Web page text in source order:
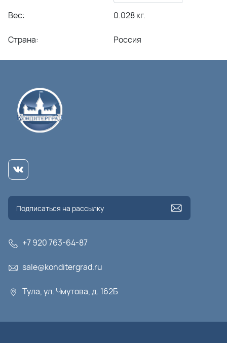
Вес: 0.028 кг.
Страна: Россия
+7 920 763-64-87
sale@konditergrad.ru
Тула, ул. Чмутова, д. 162Б